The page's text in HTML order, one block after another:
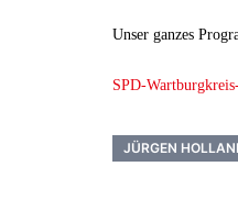
Unser ganzes
SPD-
JÜRGEN